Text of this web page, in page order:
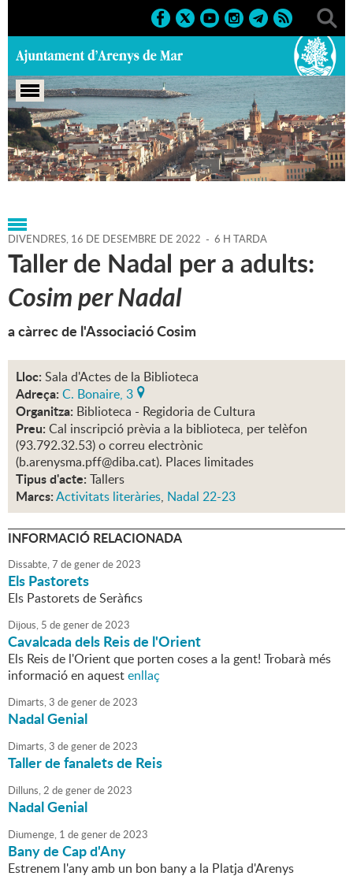
Portada > Agenda > 16-12-
2022 > Marcs > Culturals > 2022 > Activitats literàries
DIVENDRES, 16 DE DESEMBRE DE 2022 - 6 H TARDA
Taller de Nadal per a adults:
Cosim per Nadal
a càrrec de l'Associació Cosim
Lloc: Sala d'Actes de la Biblioteca
Adreça: C. Bonaire, 3
Organitza: Biblioteca - Regidoria de Cultura
Preu: Cal inscripció prèvia a la biblioteca, per telèfon
(93.792.32.53) o correu electrònic
(b.arenysma.pff@diba.cat). Places limitades
Tipus d'acte: Tallers
Marcs:Activitats literàries, Nadal 22-23
INFORMACIÓ RELACIONADA
Dissabte,7 degenerde2023
Els Pastorets
Els Pastorets de Seràfics
Dijous, 5 degenerde2023
Cavalcada dels Reis de l'Orient
Els Reis de l'Orient que porten coses a la gent! Trobarà més
informació en aquestenllaç
Dimarts,3 degenerde2023
Nadal Genial
Dimarts,3 degenerde2023
Taller de fanalets de Reis
Dilluns,2 degenerde2023
Nadal Genial
Diumenge, 1 degenerde2023
Bany de Cap d'Any
Estrenem l'any amb un bon bany a la Platja d'Arenys